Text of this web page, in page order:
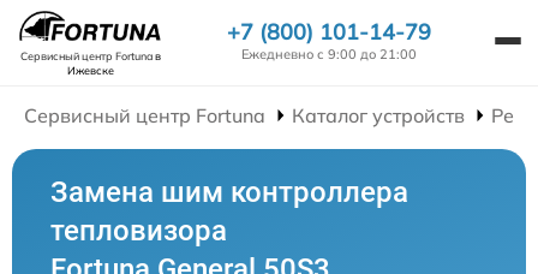
Сервисный центр Fortunaв
Ижевске
+7 (800) 101-14-79
Ежедневно с 9:00 до 21:00
Сервисный центр Fortuna Каталог устройств
Замена шим контроллера
тепловизора